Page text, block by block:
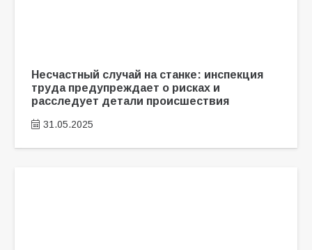
Несчастный случай на станке: инспекция
труда предупреждает о рисках и
расследует детали происшествия
31.05.2025